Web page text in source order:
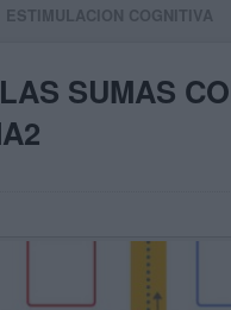
ESTIMULACION COGNITIVA
SUMAS